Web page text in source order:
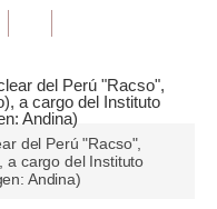
del Perú "Racso",
a cargo del Instituto
Andina)